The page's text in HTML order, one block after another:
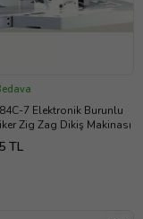
7 Elektronik Burunlu
Zig Zag Dikiş Makinası
TL